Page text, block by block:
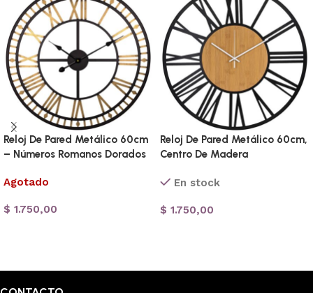
Reloj De Pared Metálico 60cm
– Números Romanos Dorados
Agotado
$ 1.750,00
Reloj De Pared Metálico 60cm,
Centro De Madera
En stock
$ 1.750,00